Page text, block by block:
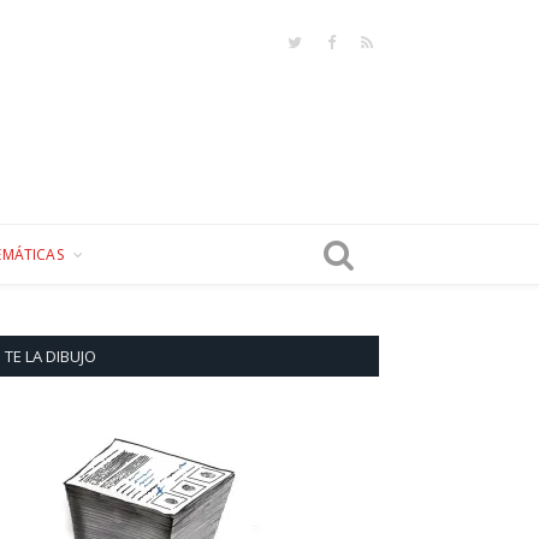
TwitterFacebook
RSS
TE LA DIBUJO